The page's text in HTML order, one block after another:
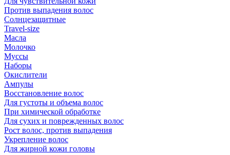
Против выпадения волос
Солнцезащитные
Travel-size
Масла
Молочко
Муссы
Наборы
Окислители
Ампулы
Восстановление волос
Для густоты и объема волос
При химической обработке
Для сухих и поврежденных волос
Рост волос, против выпадения
Укрепление волос
Для жирной кожи головы